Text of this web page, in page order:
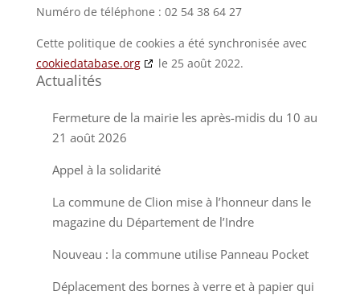
Numéro de téléphone : 02 54 38 64 27
Cette politique de cookies a été synchronisée avec
cookiedatabase.org
le 25 août 2022.
Actualités
Fermeture de la mairie les après-midis du 10 au
21 août 2026
Appel à la solidarité
La commune de Clion mise à l’honneur dans le
magazine du Département de l’Indre
Nouveau : la commune utilise Panneau Pocket
Déplacement des bornes à verre et à papier qui